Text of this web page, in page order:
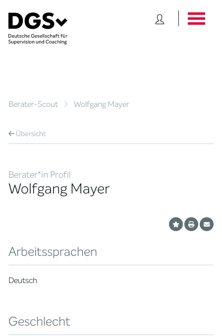
Berater-Scout Wolfgang Mayer
Übersicht
Berater*in Profil
Wolfgang Mayer
Arbeitssprachen
Deutsch
Geschlecht